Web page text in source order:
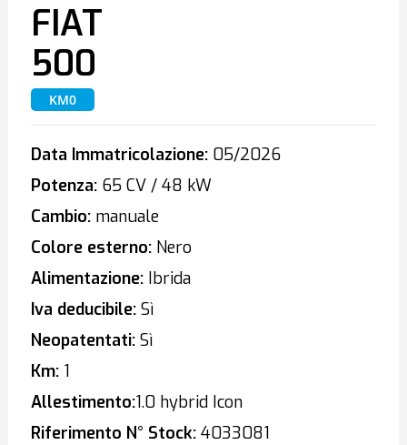
FIAT
500
KM0
Data Immatricolazione:05/2026
Potenza:65 CV / 48 kW
Cambio:manuale
Colore esterno:Nero
Alimentazione:Ibrida
Iva deducibile:Sì
Neopatentati:Sì
Km:1
Allestimento:1.0 hybrid Icon
Riferimento N° Stock:4033081